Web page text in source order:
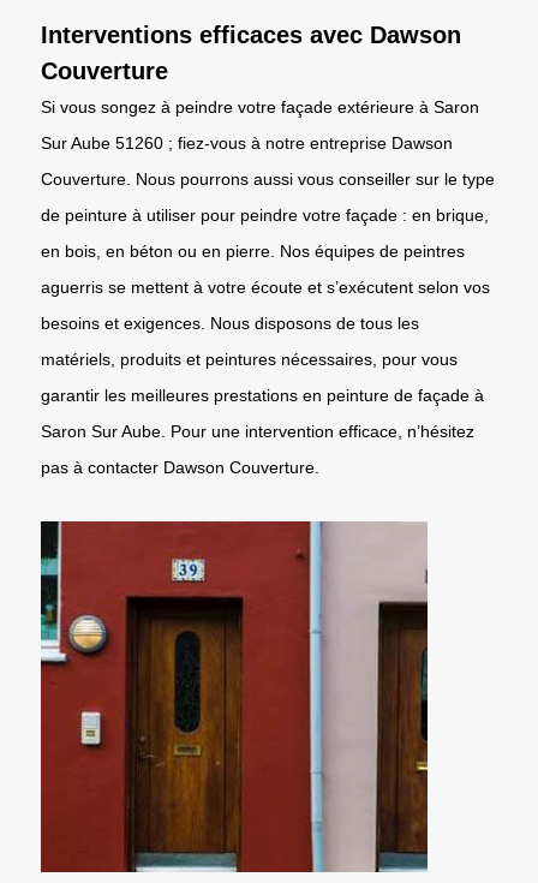
Interventions efficaces avec Dawson
Couverture
Si vous songez à peindre votre façade extérieure à Saron
Sur Aube 51260 ; fiez-vous à notre entreprise Dawson
Couverture. Nous pourrons aussi vous conseiller sur le type
de peinture à utiliser pour peindre votre façade : en brique,
en bois, en béton ou en pierre. Nos équipes de peintres
aguerris se mettent à votre écoute et s’exécutent selon vos
besoins et exigences. Nous disposons de tous les
matériels, produits et peintures nécessaires, pour vous
garantir les meilleures prestations en peinture de façade à
Saron Sur Aube. Pour une intervention efficace, n’hésitez
pas à contacter Dawson Couverture.